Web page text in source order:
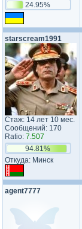
24.95%
starscream1991
Стаж: 14 лет 10 мес.
Сообщений: 170
Ratio: 7.507
94.81%
Откуда: Минск
agent7777